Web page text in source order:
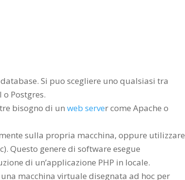
Si puo scegliere uno qualsiasi tra
Postgres.
bisogno di unweb server come Apache o
sulla propria macchina, oppure utilizzare
Questo genere di software esegue
di un’applicazione PHP in locale.
una macchina virtuale disegnata ad hoc per